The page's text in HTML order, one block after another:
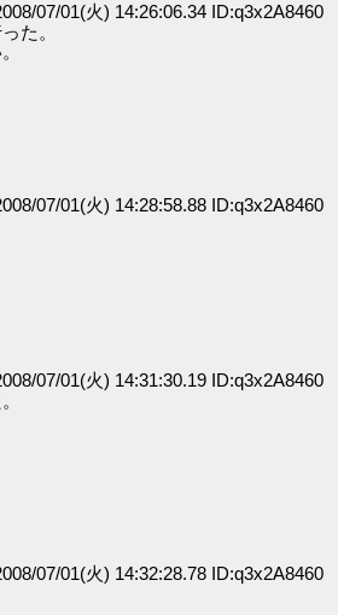
07/01(火) 14:26:06.34 ID:q3x2A8460
た。
07/01(火) 14:28:58.88 ID:q3x2A8460
07/01(火) 14:31:30.19 ID:q3x2A8460
07/01(火) 14:32:28.78 ID:q3x2A8460